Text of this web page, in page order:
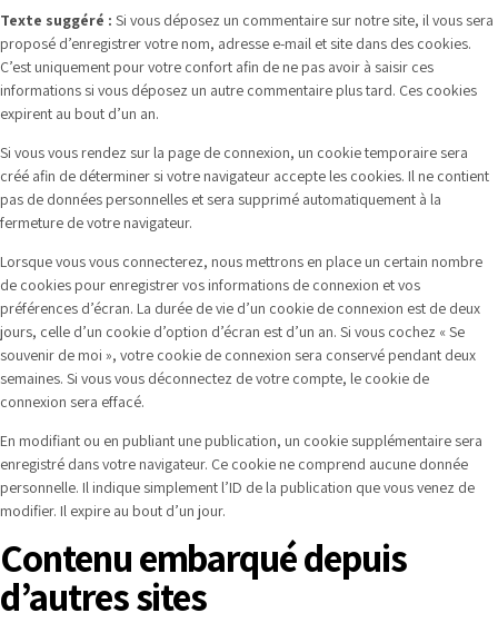
Texte suggéré : Si vous déposez un commentaire sur notre site, il vous sera
proposé d’enregistrer votre nom, adresse e-mail et site dans des cookies.
C’est uniquement pour votre confort afin de ne pas avoir à saisir ces
informations si vous déposez un autre commentaire plus tard. Ces cookies
expirent au bout d’un an.
Si vous vous rendez sur la page de connexion, un cookie temporaire sera
créé afin de déterminer si votre navigateur accepte les cookies. Il ne contient
pas de données personnelles et sera supprimé automatiquement à la
fermeture de votre navigateur.
Lorsque vous vous connecterez, nous mettrons en place un certain nombre
de cookies pour enregistrer vos informations de connexion et vos
préférences d’écran. La durée de vie d’un cookie de connexion est de deux
jours, celle d’un cookie d’option d’écran est d’un an. Si vous cochez « Se
souvenir de moi », votre cookie de connexion sera conservé pendant deux
semaines. Si vous vous déconnectez de votre compte, le cookie de
connexion sera effacé.
En modifiant ou en publiant une publication, un cookie supplémentaire sera
enregistré dans votre navigateur. Ce cookie ne comprend aucune donnée
personnelle. Il indique simplement l’ID de la publication que vous venez de
modifier. Il expire au bout d’un jour.
Contenu embarqué depuis
d’autres sites